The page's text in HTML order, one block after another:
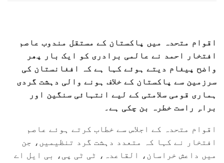
اقوام متحدہ میں پاکستان کے مستقل مندوب عاصم
افتخار احمد نے عالمی برادری کو ایک بار پھر
واضح پیغام دیتے ہوئے کہا ہے کہ افغانستان کی
سرزمین سے پاکستان کے خلاف ہونے والی دہشت گردی
ہماری قومی سلامتی کے لیے انتہائی سنگین اور
براہِ راست خطرہ بن چکی ہے۔
اقوام متحدہ کے اجلاس سے خطاب کرتے ہوئے عاصم
افتخار نے کہا کہ متعدد دہشت گرد تنظیمیں، جن
میں داعش خراسان، القاعدہ، ٹی ٹی پی، بی ایل اے